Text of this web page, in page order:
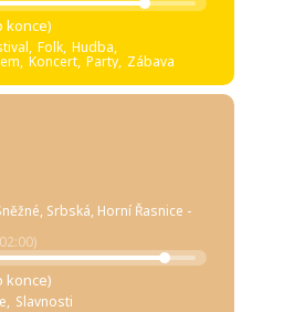
konce)
Folk, Hudba,
Koncert, Party, Zábava
Srbská, Horní Řasnice -
konce)
Slavnosti